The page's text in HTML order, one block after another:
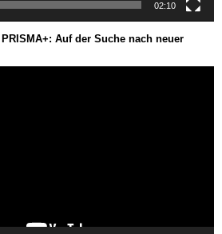
02:10
Auf der Suche nach neuer